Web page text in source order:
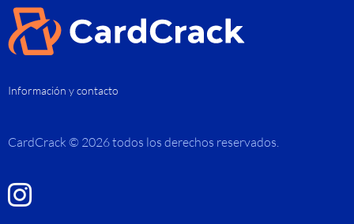
Información y contacto
CardCrack © 2026 todos los derechos reservados.